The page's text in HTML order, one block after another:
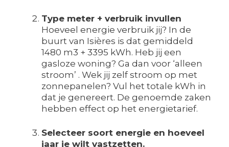
Type meter + verbruik invullen
Hoeveel energie verbruik jij? In de
buurt van Isières is dat gemiddeld
1480 m3 + 3395 kWh. Heb jij een
gasloze woning? Ga dan voor ‘alleen
stroom’ . Wek jij zelf stroom op met
zonnepanelen? Vul het totale kWh in
dat je genereert. De genoemde zaken
hebben effect op het energietarief.
Selecteer soort energie en hoeveel
jaar je wilt vastzetten.